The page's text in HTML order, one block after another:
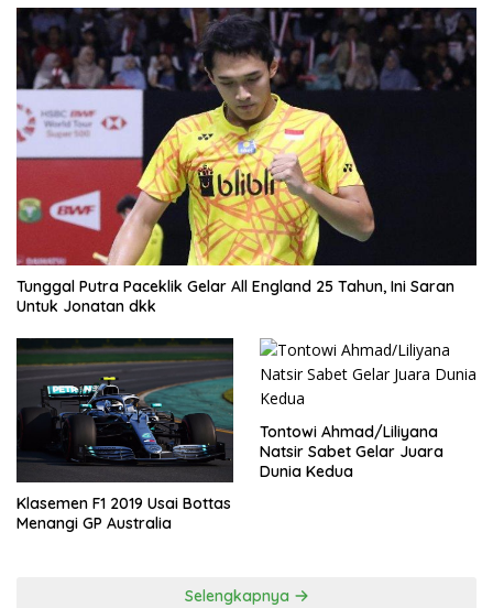
Tunggal Putra Paceklik Gelar All England 25 Tahun, Ini Saran
Untuk Jonatan dkk
Klasemen F1 2019 Usai Bottas
Menangi GP Australia
Tontowi Ahmad/Liliyana
Natsir Sabet Gelar Juara
Dunia Kedua
Selengkapnya